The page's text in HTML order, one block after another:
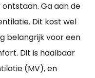
Ga aan de
Dit kost wel
belangrijk voor een
Dit is haalbaar
(MV), en